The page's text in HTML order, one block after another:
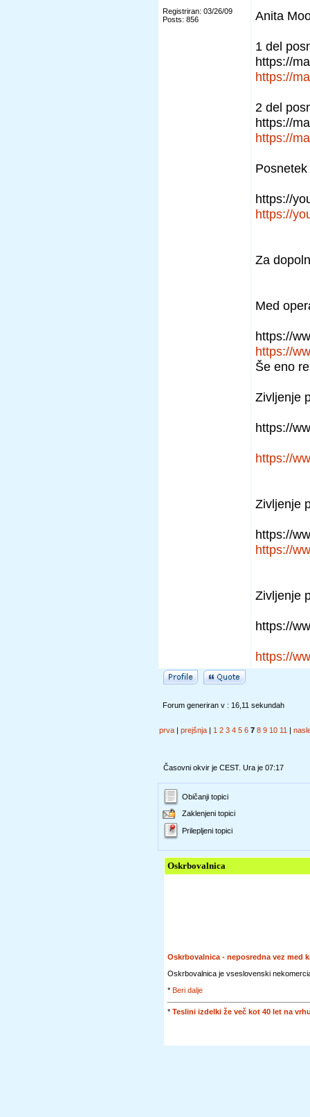
Registriran: 03/26/09
Posts: 856
Anita
1 del
https://
https://
2 del
https://
https://
https://
https://
Za
Med
https://
https://
Še eno
Zivljenje
https://
https://
Zivljenje
https://
https://
Zivljenje
https://
https://
Forum generiran v : 16,11 sekundah
prva | prejšnja | 1 2 3 4 5 6 7 8 9 10 11 |
Časovni okvir je CEST. Ura je 07:17
Običanji topici
Zaklenjeni topici
Prilepljeni topici
Oskrbovalnica
Oskrbovalnica - neposredna vez med
Oskrbovalnica je vseslovenski
* Beri dalje
* Teslini izdelki že več kot 40 let na